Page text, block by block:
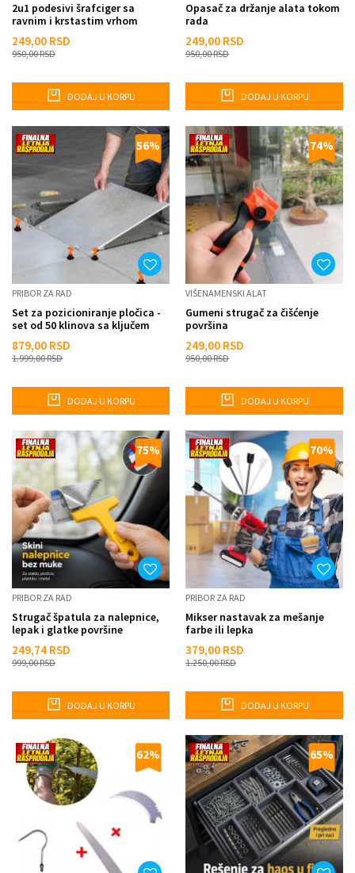
2u1 podesivi šrafciger sa
ravnim i krstastim vrhom
249,00 RSD
950,00RSD
DODAJ U KORPU
Opasač za držanje alata tokom
rada
249,00 RSD
950,00RSD
DODAJ U KORPU
56%
PRIBOR ZA RAD
Set za pozicioniranje pločica -
set od 50 klinova sa ključem
879,00 RSD
1.999,00RSD
DODAJ U KORPU
74%
VIŠENAMENSKI ALAT
Gumeni strugač za čišćenje
površina
249,00 RSD
950,00RSD
DODAJ U KORPU
75%
PRIBOR ZA RAD
Strugač špatula za nalepnice,
lepak i glatke površine
249,74 RSD
999,00RSD
DODAJ U KORPU
70%
PRIBOR ZA RAD
Mikser nastavak za mešanje
farbe ili lepka
379,00 RSD
1.250,00RSD
DODAJ U KORPU
62% 65%